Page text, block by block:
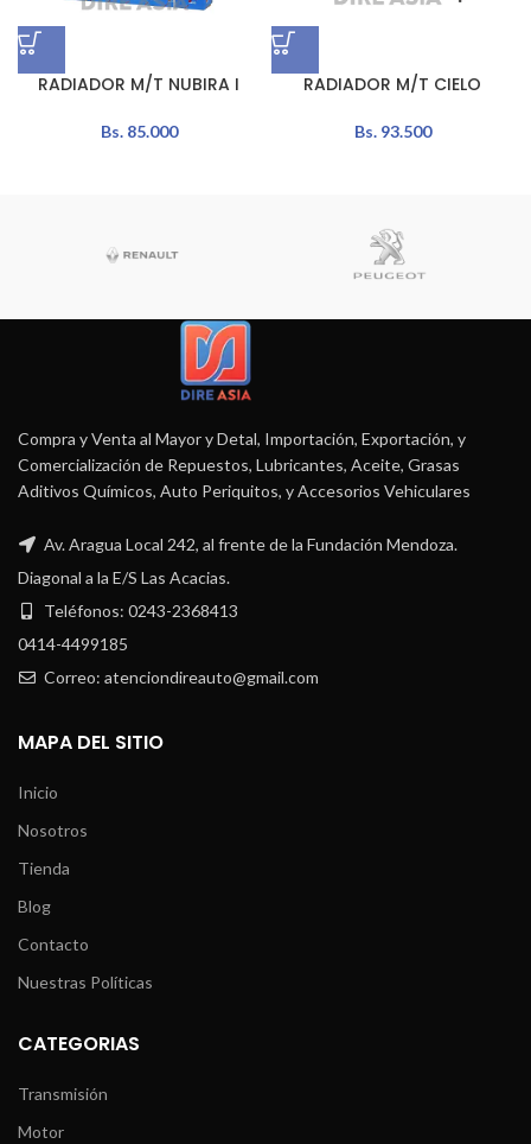
RADIADOR M/T NUBIRA I
Bs.85.000
RADIADOR M/T CIELO
Bs.93.500
Compra y Venta al Mayor y Detal, Importación, Exportación, y
Comercialización de Repuestos, Lubricantes, Aceite, Grasas
Aditivos Químicos, Auto Periquitos, y Accesorios Vehiculares
Av. Aragua Local 242, al frente de la Fundación Mendoza.
Diagonal a la E/S Las Acacias.
Teléfonos: 0243-2368413
0414-4499185
Correo: atenciondireauto@gmail.com
MAPA DEL SITIO
Inicio
Nosotros
Tienda
Blog
Contacto
Nuestras Políticas
CATEGORIAS
Transmisión
Motor